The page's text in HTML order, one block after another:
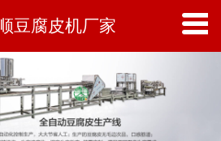
豆腐皮机厂家